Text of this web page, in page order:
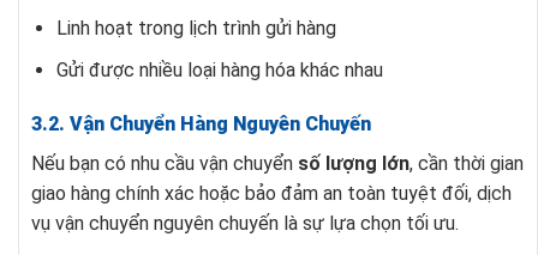
Linh hoạt trong lịch trình gửi hàng
Gửi được nhiều loại hàng hóa khác nhau
3.2. Vận Chuyển Hàng Nguyên Chuyến
Nếu bạn có nhu cầu vận chuyển số lượng lớn, cần thời gian
giao hàng chính xác hoặc bảo đảm an toàn tuyệt đối, dịch
vụ vận chuyển nguyên chuyến là sự lựa chọn tối ưu.